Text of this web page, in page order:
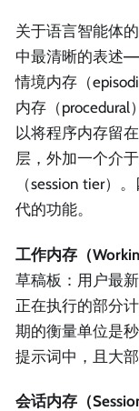
关于语言智能体
中最清晰的表述
情境内存（
内存（
以将程序内存留
层，外加一个介
（session tier）
代的功能。
工作内存（
草稿板：用户最
正在执行的部分
期的衡量单位是
提示词中，且大
会话内存（